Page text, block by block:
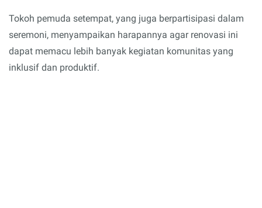
Tokoh pemuda setempat, yang juga berpartisipasi dalam
seremoni, menyampaikan harapannya agar renovasi ini
dapat memacu lebih banyak kegiatan komunitas yang
inklusif dan produktif.